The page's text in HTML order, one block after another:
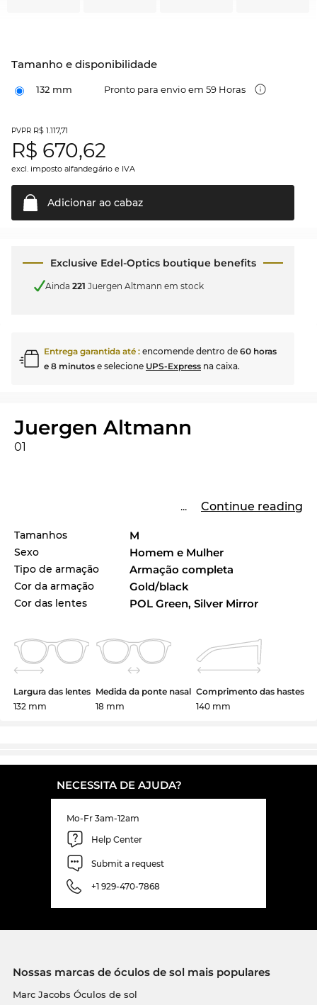
Tamanho e disponibilidade
132 mm Pronto para envio em 59 Horas
PVPR R$ 1.117,71
R$ 670,62
excl. imposto alfandegário e IVA
Adicionar ao cabaz
Exclusive Edel-Optics boutique benefits
Ainda 221 Juergen Altmann em stock
Entrega garantida até : encomende dentro de 60 horas
e 8 minutos e selecione UPS-Express na caixa.
Juergen Altmann
01
... Continue reading
Tamanhos M
Sexo Homem e Mulher
Tipo de armação Armação completa
Cor da armação Gold/black
Cor das lentes POL Green, Silver Mirror
Largura das lentes
132 mm
Medida da ponte nasal
18 mm
Comprimento das hastes
140 mm
NECESSITA DE AJUDA?
Mo-Fr 3am-12am
Help Center
Submit a request
+1 929-470-7868
Nossas marcas de óculos de sol mais populares
Marc Jacobs Óculos de sol